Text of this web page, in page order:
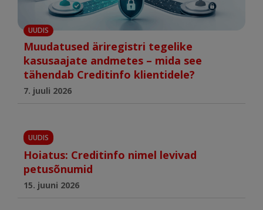
UUDIS
Muudatused äriregistri tegelike
kasusaajate andmetes – mida see
tähendab Creditinfo klientidele?
7. juuli 2026
UUDIS
Hoiatus: Creditinfo nimel levivad
petusõnumid
15. juuni 2026